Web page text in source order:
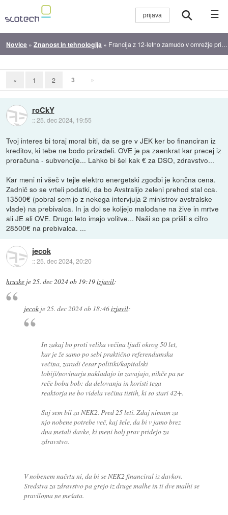
☰
Novice »Znanost in tehnologija » Francija z 12-letno zamudo v omrežje priklopila novo jedrsko elektrarno
« 1 2 3 »
roCkY
::25. dec 2024, 19:55
Tvoj interes bi toraj moral biti, da se gre v JEK ker bo financiran iz
kreditov, ki tebe ne bodo prizadeli. OVE je pa zaenkrat kar precej iz
proračuna - subvencije... Lahko bi šel kak € za DSO, zdravstvo...
Kar meni ni všeč v tejle elektro energetski zgodbi je končna cena.
Zadnič so se vrteli podatki, da bo Avstralijo zeleni prehod stal cca.
13500€ (pobral sem jo z nekega intervjuja 2 ministrov avstralske
vlade) na prebivalca. In ja dol se koljejo malodane na žive in mrtve
ali JE ali OVE. Drugo leto imajo volitve... Naši so pa prišli s cifro
28500€ na prebivalca. ...
jecok
::25. dec 2024, 20:20
hruske je25. dec 2024 ob 19:19izjavil:
jecokje 25. dec 2024 ob 18:46izjavil:
In zakaj bo proti velika večina ljudi okrog 50 let,
kar je že samo po sebi praktično referendumska
večina, zaradi česar politiki/kapitalski
lobiji/novinarju nakladajo in zavajajo, nihče pa ne
reče bobu bob: da delovanja in koristi tega
reaktorja ne bo videla večina tistih, ki so stari 42+.
Saj sem bil za NEK2. Pred 25 leti. Zdaj nimam za
njo nobene potrebe več, kaj šele, da bi v jamo brez
dna metali davke, ki meni bolj prav pridejo za
zdravstvo.
V nobenem načrtu ni, da bi se NEK2 financiral iz davkov.
Sredstva za zdravstvo pa grejo iz druge malhe in ti dve malhi se
praviloma ne mešata.